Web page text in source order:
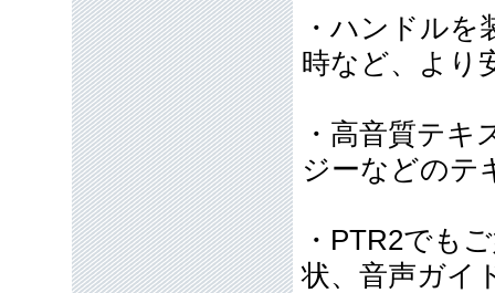
・ハンドル
時など、より
・高音質テ
ジーなどのテ
・PTR2でも
状、音声ガイ